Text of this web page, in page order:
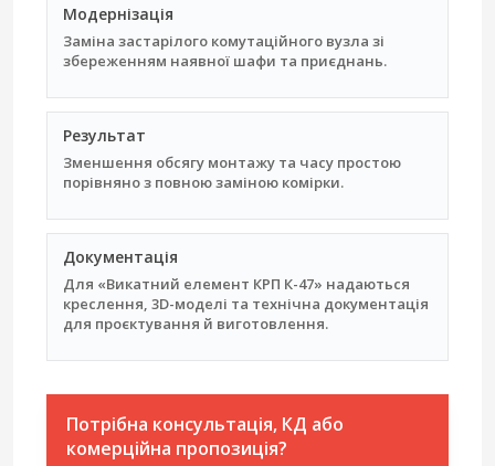
Модернізація
Заміна застарілого комутаційного вузла зі
збереженням наявної шафи та приєднань.
Результат
Зменшення обсягу монтажу та часу простою
порівняно з повною заміною комірки.
Документація
Для «Викатний елемент КРП К-47» надаються
креслення, 3D-моделі та технічна документація
для проєктування й виготовлення.
Потрібна консультація, КД або
комерційна пропозиція?